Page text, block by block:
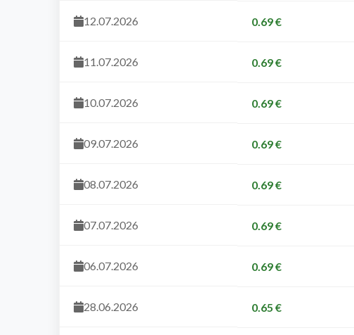
12.07.2026 0.69 €
11.07.2026 0.69 €
10.07.2026 0.69 €
09.07.2026 0.69 €
08.07.2026 0.69 €
07.07.2026 0.69 €
06.07.2026 0.69 €
28.06.2026 0.65 €